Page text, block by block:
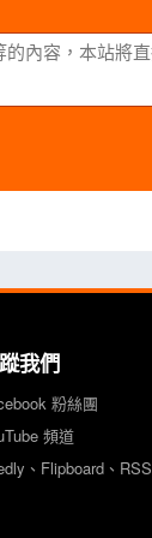
我們
粉絲團
頻道
、Flipboard、RSS